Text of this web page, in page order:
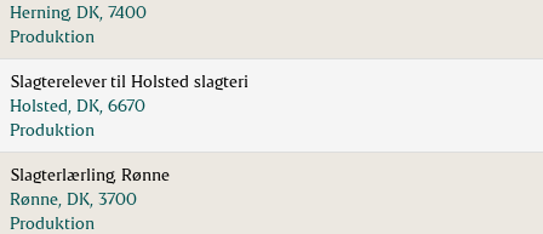
Herning, DK, 7400
Produktion
Slagterelever til Holsted slagteri
Holsted, DK, 6670
Produktion
Slagterlærling, Rønne
Rønne, DK, 3700
Produktion